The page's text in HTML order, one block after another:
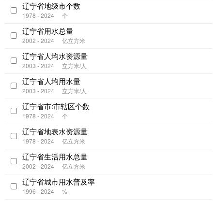
辽宁省地级市个数
1978 - 2024 个
辽宁省用水总量
2002 - 2024 亿立方米
辽宁省人均水资源量
2003 - 2024 立方米/人
辽宁省人均用水量
2003 - 2024 立方米/人
辽宁省市:市辖区个数
1978 - 2024 个
辽宁省地表水资源量
1978 - 2024 亿立方米
辽宁省生活用水总量
2002 - 2024 亿立方米
辽宁省城市用水普及率
1996 - 2024 %